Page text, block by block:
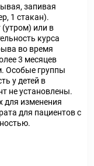
запивая
1 стакан).
(утром) или в
курса
во время
3 месяцев
Особые группы
у детей в
не установлены.
для изменения
для пациентов с